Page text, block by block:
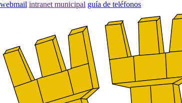
webmail intranet municipal guía de teléfonos